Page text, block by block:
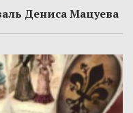
Дениса Мацуева